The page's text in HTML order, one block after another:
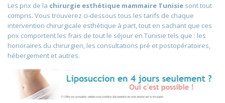
Les prix de la chirurgie esthétique mammaire Tunisie sont tout
compris. Vous trouverez ci-dessous tous les tarifs de chaque
intervention chirurgicale esthétique à part, tout en sachant que ces
prix comportent les frais de tout le séjour en Tunisie tels que : les
honoraires du chirurgien, les consultations pré et postopératoires,
hébergement et autres.